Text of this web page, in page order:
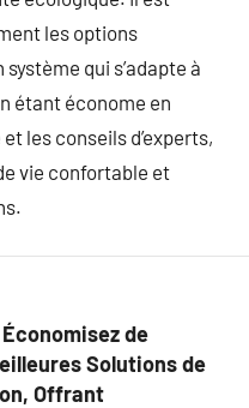
les options
qui s’adapte à
étant économe en
les conseils d’experts,
vie confortable et
de
Solutions de
Offrant